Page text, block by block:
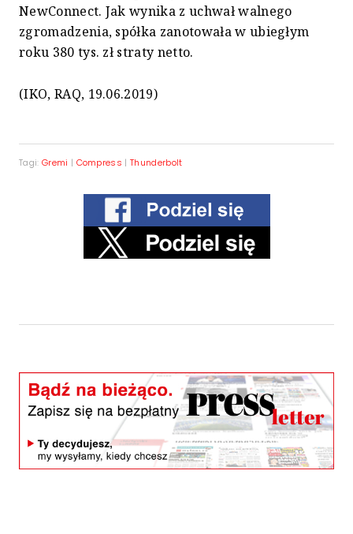
NewConnect. Jak wynika z uchwał walnego
zgromadzenia, spółka zanotowała w ubiegłym
roku 380 tys. zł straty netto.
(IKO, RAQ, 19.06.2019)
Tagi: Gremi | Compress |Thunderbolt